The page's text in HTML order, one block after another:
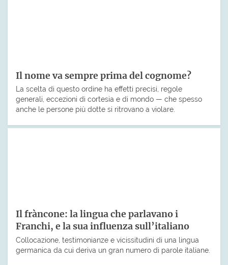
Il nome va sempre prima del cognome?
La scelta di questo ordine ha effetti precisi, regole
generali, eccezioni di cortesia e di mondo — che spesso
anche le persone più dotte si ritrovano a violare.
Il fràncone: la lingua che parlavano i
Franchi, e la sua influenza sull’italiano
Collocazione, testimonianze e vicissitudini di una lingua
germanica da cui deriva un gran numero di parole italiane.